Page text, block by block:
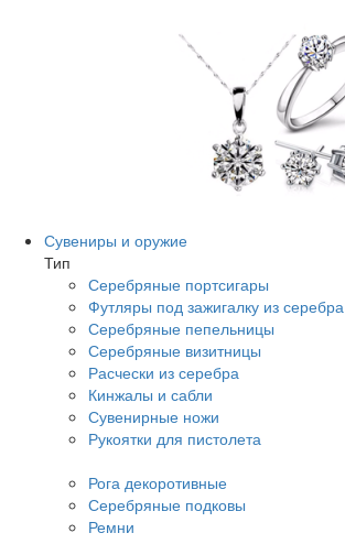
Сувениры и оружие
Тип
Серебряные портсигары
Футляры под зажигалку из серебра
Серебряные пепельницы
Серебряные визитницы
Расчески из серебра
Кинжалы и сабли
Сувенирные ножи
Рукоятки для пистолета
Рога декоротивные
Серебряные подковы
Ремни